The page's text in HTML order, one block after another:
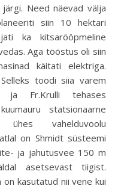
Need näevad välja
siin 10 hektari
ka kitsarööpmeline
Aga tööstus oli siin
käitati elektriga.
toodi siia varem
ja Fr.Krulli tehases
statsionaarne
ühes vahelduvoolu
on Shmidt süsteemi
ja jahutusvee 150 m
asetsevast tiigist.
kasutatud nii vene kui